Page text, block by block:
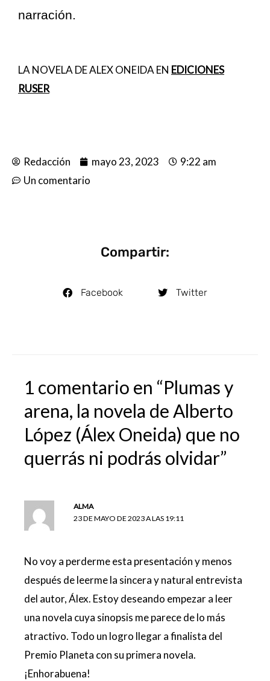
narración.
LA NOVELA DE ALEX ONEIDA EN EDICIONES
RUSER
Redacción mayo 23, 2023
9:22 am
Un comentario
Compartir:
Facebook Twitter
1 comentario en “Plumas y
arena, la novela de Alberto
López (Álex Oneida) que no
querrás ni podrás olvidar”
ALMA
23 DE MAYO DE 2023 A LAS 19:11
No voy a perderme esta presentación y menos
después de leerme la sincera y natural entrevista
del autor, Álex. Estoy deseando empezar a leer
una novela cuya sinopsis me parece de lo más
atractivo. Todo un logro llegar a finalista del
Premio Planeta con su primera novela.
¡Enhorabuena!